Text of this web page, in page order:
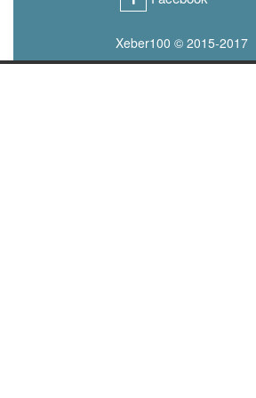
Xeber100 © 2015-2017